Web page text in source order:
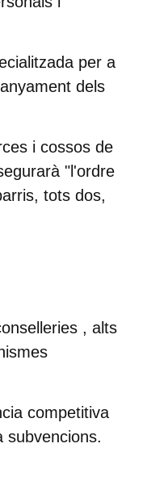
per a
dels
i cossos de
"l'ordre
tots dos,
, alts
competitiva
subvencions.